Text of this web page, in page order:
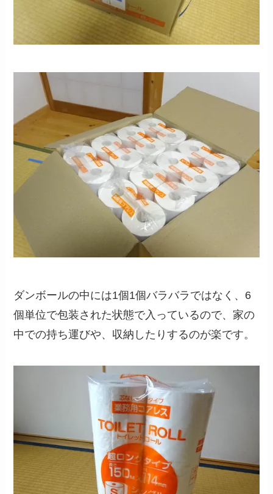
ダンボールの中には1個1個バラバラではなく、6
個単位で包装された状態で入っているので、家の
中での持ち運びや、収納したりするのが楽です。